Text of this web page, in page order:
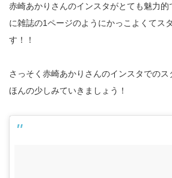
赤崎あかりさんのインスタがとても魅力的
に雑誌の1ページのようにかっこよくてス
す！！
さっそく赤崎あかりさんのインスタでの
ほんの少しみていきましょう！